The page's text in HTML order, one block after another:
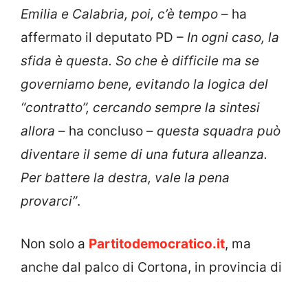
Emilia e Calabria, poi, c’è tempo – ha
affermato il deputato PD – In ogni caso, la
sfida è questa. So che è difficile ma se
governiamo bene, evitando la logica del
“contratto”, cercando sempre la sintesi
allora – ha concluso – questa squadra può
diventare il seme di una futura alleanza.
Per battere la destra, vale la pena
provarci”.
Non solo a Partitodemocratico.it, ma
anche dal palco di Cortona, in provincia di